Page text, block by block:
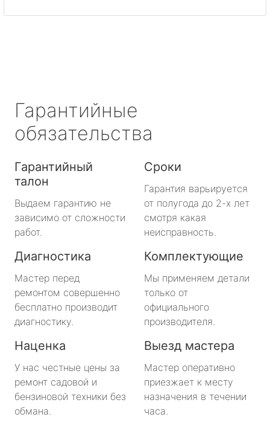
Гарантийные
обязательства
Гарантийный
талон
Выдаем гарантию не
зависимо от сложности
работ.
Сроки
Гарантия варьируется
от полугода до 2-х лет
смотря какая
неисправность.
Диагностика
Мастер перед
ремонтом совершенно
бесплатно производит
диагностику.
Комплектующие
Мы применяем детали
только от
официального
производителя.
Наценка
У нас честные цены за
ремонт садовой и
бензиновой техники без
обмана.
Выезд мастера
Мастер оперативно
приезжает к месту
назначения в течении
часа.